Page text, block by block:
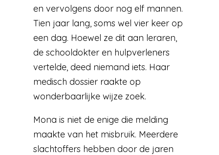
en vervolgens door nog elf mannen.
Tien jaar lang, soms wel vier keer op
een dag. Hoewel ze dit aan leraren,
de schooldokter en hulpverleners
vertelde, deed niemand iets. Haar
medisch dossier raakte op
wonderbaarlijke wijze zoek.
Mona is niet de enige die melding
maakte van het misbruik. Meerdere
slachtoffers hebben door de jaren